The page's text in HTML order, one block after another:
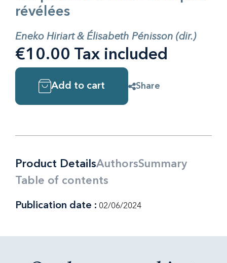
révélées
Eneko Hiriart & Élisabeth Pénisson (dir.)
€10.00 Tax included
Add to cart Share
Product DetailsAuthorsSummary
Table of contents
Publication date : 02/06/2024